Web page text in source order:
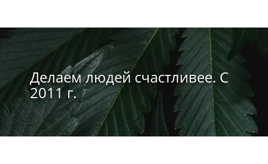
Делаем людей счастливее. С
2011 г.